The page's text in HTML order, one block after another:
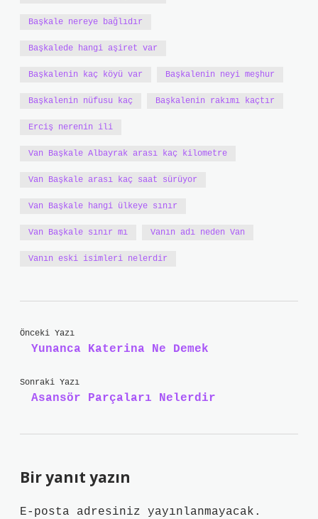
Başkale nereye bağlıdır
Başkalede hangi aşiret var
Başkalenin kaç köyü var Başkalenin neyi meşhur
Başkalenin nüfusu kaç Başkalenin rakımı kaçtır
Erciş nerenin ili
Van Başkale Albayrak arası kaç kilometre
Van Başkale arası kaç saat sürüyor
Van Başkale hangi ülkeye sınır
Van Başkale sınır mı Vanın adı neden Van
Vanın eski isimleri nelerdir
Önceki Yazı
Yunanca Katerina Ne Demek
Sonraki Yazı
Asansör Parçaları Nelerdir
Bir yanıt yazın
E-posta adresiniz yayınlanmayacak.